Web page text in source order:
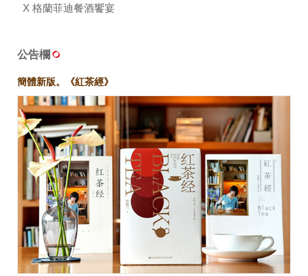
X 格蘭菲迪餐酒饗宴
公告欄
簡體新版。《紅茶經》